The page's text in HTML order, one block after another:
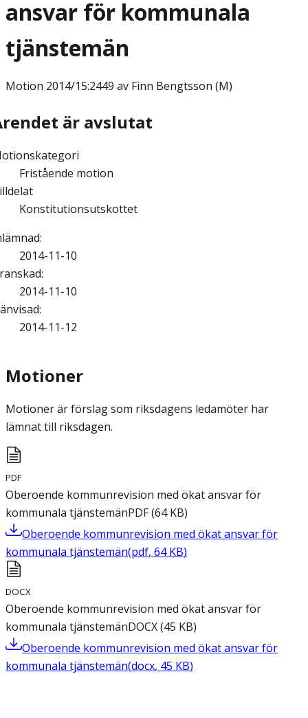
ansvar för kommunala
tjänstemän
Motion 2014/15:2449 av Finn Bengtsson (M)
är avslutat
Fristående motion
Konstitutionsutskottet
:
2014-11-10
:
2014-11-10
:
2014-11-12
Motioner
Motioner är förslag som riksdagens ledamöter har
lämnat till riksdagen.
PDF
Oberoende kommunrevision med ökat ansvar för
kommunala tjänstemänPDF(64 KB)
Oberoende kommunrevision med ökat ansvar för
kommunala tjänstemän(pdf, 64 KB)
DOCX
Oberoende kommunrevision med ökat ansvar för
kommunala tjänstemänDOCX(45 KB)
Oberoende kommunrevision med ökat ansvar för
kommunala tjänstemän(docx, 45 KB)